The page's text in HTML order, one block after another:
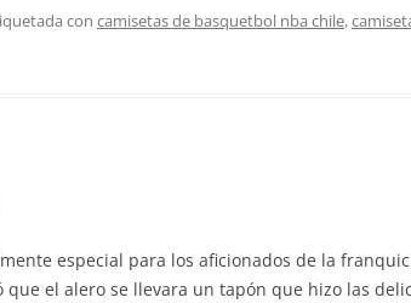
con camisetas de basquetbol nba chile,
especial para los aficionados de la
el alero se llevara un tapón que hizo las